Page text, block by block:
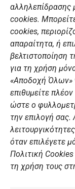
αλληλεπίδρασης
cookies.
cookies,
απαραίτητα, ή
βελτιστοποίηση
για τη χρήση
«Αποδοχή Όλων»
επιθυμείτε
ώστε ο
την επιλογή σας.
όταν επιλέγετε
Πολιτική
τη χρήση τους
ΣΎΝΔΕΣΜΟΙ
Αθλητικές
Διάπλους
Χορηγοί
Summer Camp
ΠΡΟΣΩΠΙΚΑ
Πολιτική
Πολιτική
Γενική